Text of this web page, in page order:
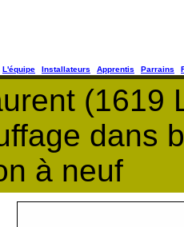
L'équipe Installateurs Apprentis Parrains
(1619
dans
à neuf